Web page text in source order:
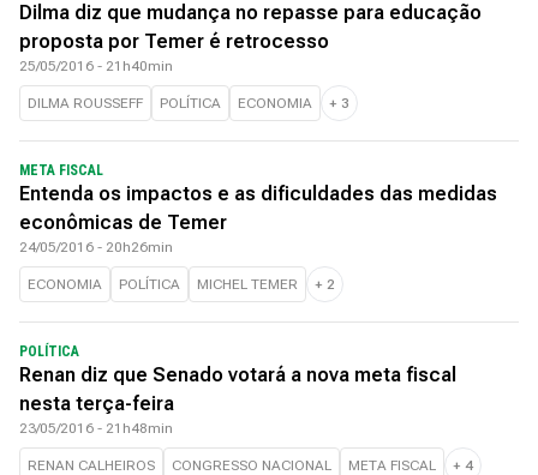
Dilma diz que mudança no repasse para educação
proposta por Temer é retrocesso
25/05/2016 - 21h40min
DILMA ROUSSEFF POLÍTICA ECONOMIA + 3
META FISCAL
Entenda os impactos e as dificuldades das medidas
econômicas de Temer
24/05/2016 - 20h26min
ECONOMIA POLÍTICA MICHEL TEMER + 2
POLÍTICA
Renan diz que Senado votará a nova meta fiscal
nesta terça-feira
23/05/2016 - 21h48min
RENAN CALHEIROS CONGRESSO NACIONAL META FISCAL + 4